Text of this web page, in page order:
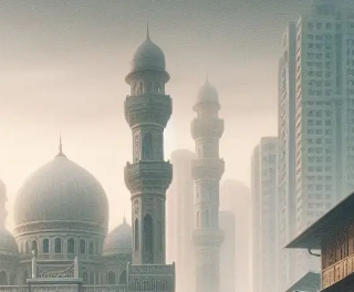
KDS Sambut Kepala Staf
Kepresidenan RI, Tegaskan
Komitmen Sukseskan